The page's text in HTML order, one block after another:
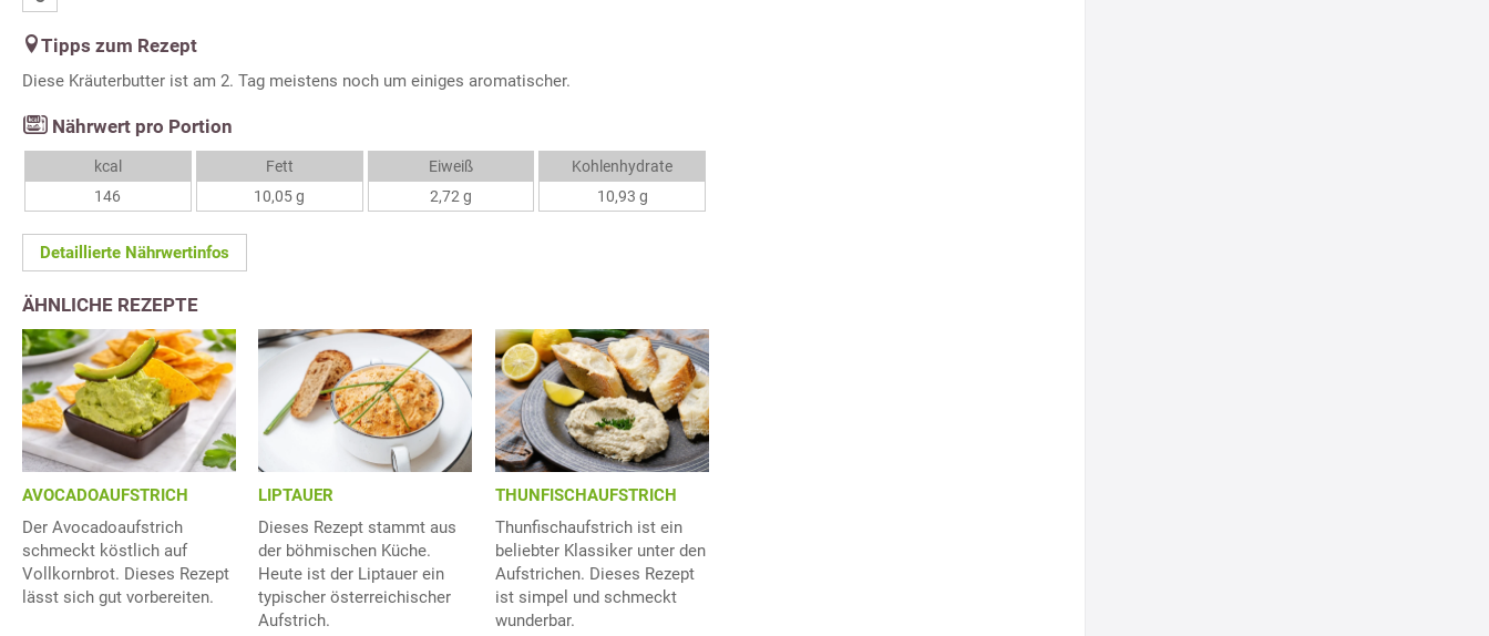
Tipps zum Rezept
Diese Kräuterbutter ist am 2. Tag meistens noch um einiges aromatischer.
Nährwert pro Portion
kcal
146
Fett
10,05 g
Eiweiß
2,72 g
Kohlenhydrate
10,93 g
Detaillierte Nährwertinfos
ÄHNLICHE REZEPTE
AVOCADOAUFSTRICH
Der Avocadoaufstrich
schmeckt köstlich auf
Vollkornbrot. Dieses Rezept
lässt sich gut vorbereiten.
LIPTAUER
Dieses Rezept stammt aus
der böhmischen Küche.
Heute ist der Liptauer ein
typischer österreichischer
Aufstrich.
THUNFISCHAUFSTRICH
Thunfischaufstrich ist ein
beliebter Klassiker unter den
Aufstrichen. Dieses Rezept
ist simpel und schmeckt
wunderbar.